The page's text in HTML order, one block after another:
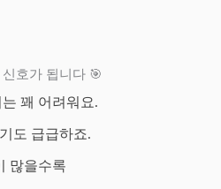
호가 됩니다 🎯
꽤 어려워요.
도 급급하죠.
많을수록